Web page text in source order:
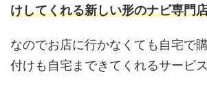
けしてくれる新しい形のナビ専門
なのでお店に行かなくても自宅で
付けも自宅まできてくれるサービ